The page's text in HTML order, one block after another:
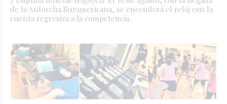
de la Antorcha Suramericana, se encenderá el reloj con la
cuenta regresiva a la competencia.